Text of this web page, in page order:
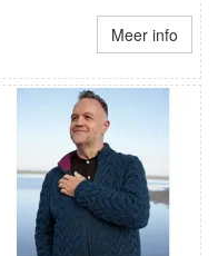
Meer info